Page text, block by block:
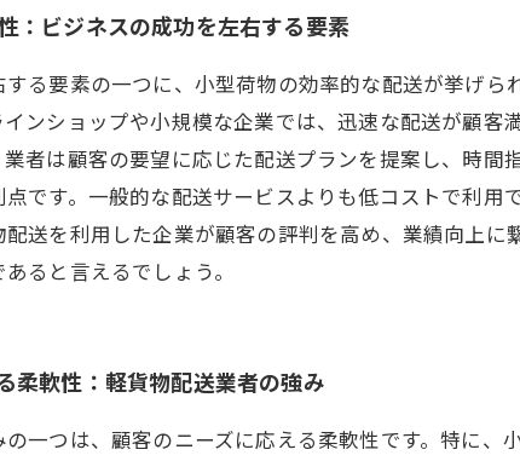
：ビジネスの成功を左右する要素
る要素の一つに、小型荷物の効率的な配送が挙げ
ンショップや小規模な企業では、迅速な配送が顧
者は顧客の要望に応じた配送プランを提案し、時
です。一般的な配送サービスよりも低コストで利
送を利用した企業が顧客の評判を高め、業績向上
ると言えるでしょう。
柔軟性：軽貨物配送業者の強み
一つは、顧客のニーズに応える柔軟性です。特に、